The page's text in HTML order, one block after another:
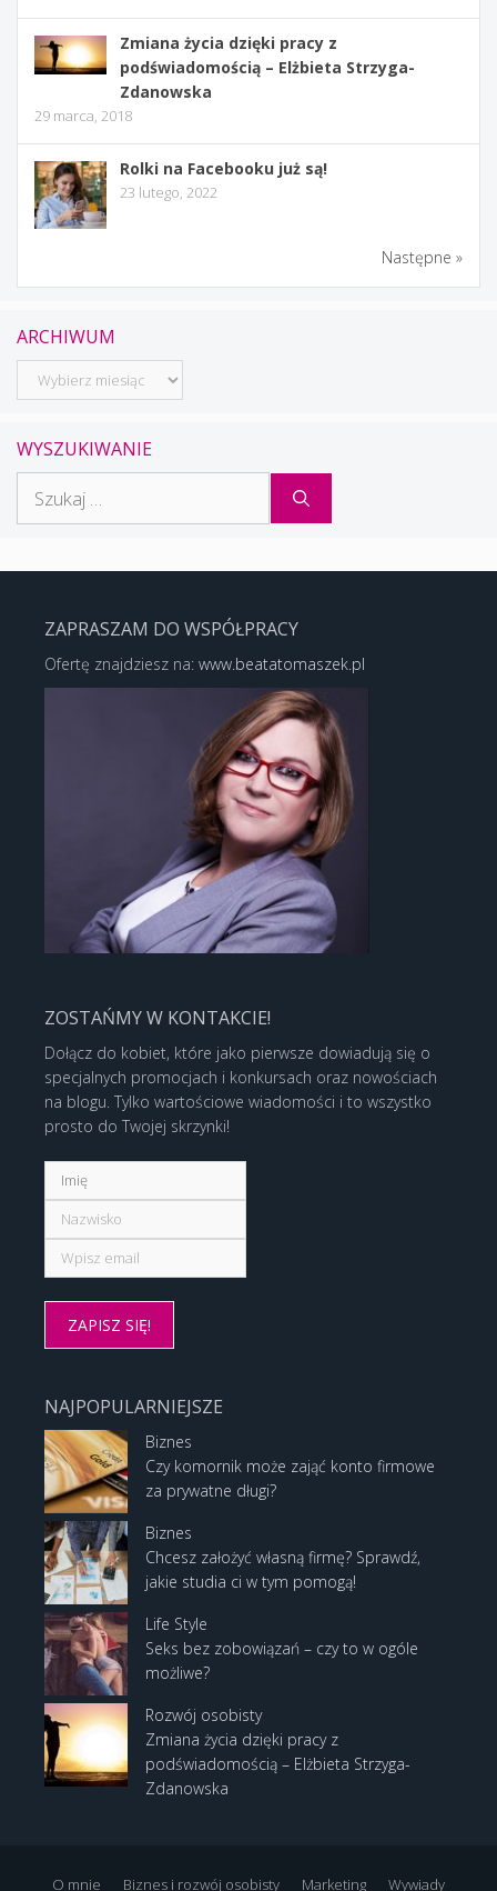
Zmiana życia dzięki pracy z
podświadomością – Elżbieta Strzyga-
Zdanowska
29 marca, 2018
Rolki na Facebooku już są!
23 lutego, 2022
Następne »
ARCHIWUM
Archiwum
WYSZUKIWANIE
ZAPRASZAM DO WSPÓŁPRACY
Ofertę znajdziesz na: www.beatatomaszek.pl
ZOSTAŃMY W KONTAKCIE!
Dołącz do kobiet, które jako pierwsze dowiadują się o
specjalnych promocjach i konkursach oraz nowościach
na blogu. Tylko wartościowe wiadomości i to wszystko
prosto do Twojej skrzynki!
NAJPOPULARNIEJSZE
Biznes
Czy komornik może zająć konto firmowe
za prywatne długi?
Biznes
Chcesz założyć własną firmę? Sprawdź,
jakie studia ci w tym pomogą!
Life Style
Seks bez zobowiązań – czy to w ogóle
możliwe?
Rozwój osobisty
Zmiana życia dzięki pracy z
podświadomością – Elżbieta Strzyga-
Zdanowska
O mnie Biznes i rozwój osobisty Marketing Wywiady